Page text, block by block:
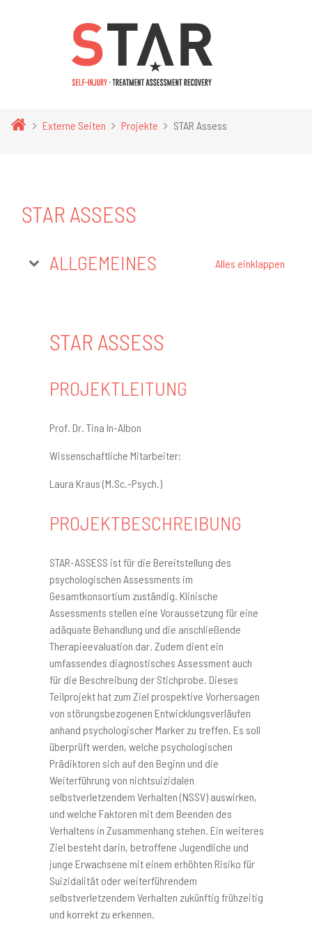
Externe Seiten Projekte STAR Assess
STAR ASSESS
KURSTHEMEN
ALLGEMEINES Alles einklappen
STAR ASSESS
PROJEKTLEITUNG
Prof. Dr. Tina In-Albon
Wissenschaftliche Mitarbeiter:
Laura Kraus (M.Sc.-Psych.)
PROJEKTBESCHREIBUNG
STAR-ASSESS ist für die Bereitstellung des
psychologischen Assessments im
Gesamtkonsortium zuständig. Klinische
Assessments stellen eine Voraussetzung für eine
adäquate Behandlung und die anschließende
Therapieevaluation dar. Zudem dient ein
umfassendes diagnostisches Assessment auch
für die Beschreibung der Stichprobe. Dieses
Teilprojekt hat zum Ziel prospektive Vorhersagen
von störungsbezogenen Entwicklungsverläufen
anhand psychologischer Marker zu treffen. Es soll
überprüft werden, welche psychologischen
Prädiktoren sich auf den Beginn und die
Weiterführung von nichtsuizidalen
selbstverletzendem Verhalten (NSSV) auswirken,
und welche Faktoren mit dem Beenden des
Verhaltens in Zusammenhang stehen. Ein weiteres
Ziel besteht darin, betroffene Jugendliche und
junge Erwachsene mit einem erhöhten Risiko für
Suizidalität oder weiterführendem
selbstverletzendem Verhalten zukünftig frühzeitig
und korrekt zu erkennen.